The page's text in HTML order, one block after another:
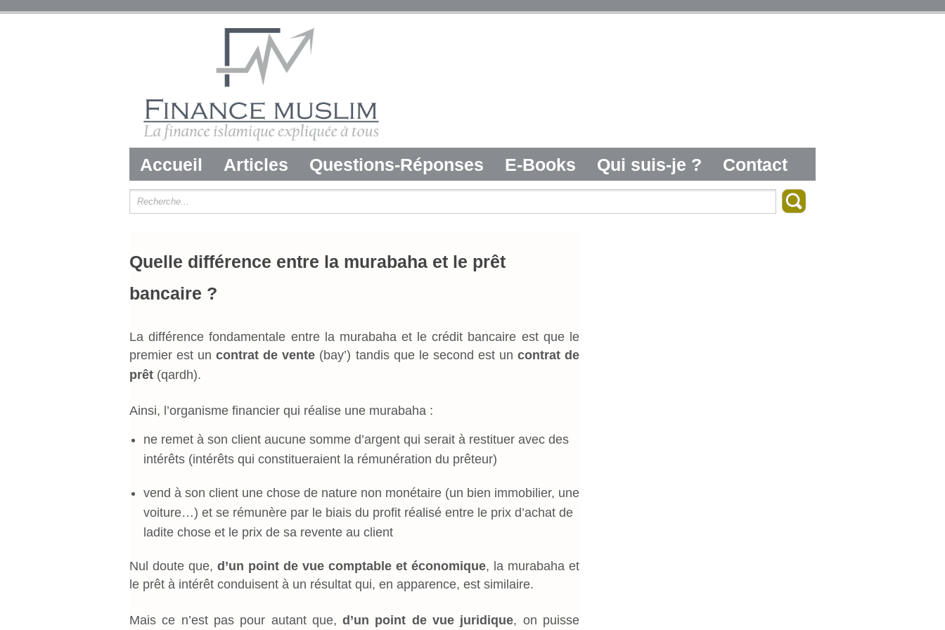
Accueil Articles Questions-Réponses E-Books Qui suis-je ? Contact
Quelle différence entre la murabaha et le prêt
bancaire ?
La différence fondamentale entre la murabaha et le crédit bancaire est que le
premier est uncontrat de vente (bay’) tandis que le second est un contrat de
prêt (qardh).
Ainsi, l’organisme financier qui réalise une murabaha :
ne remet à son client aucune somme d’argent qui serait à restituer avec des
intérêts (intérêts qui constitueraient la rémunération du prêteur)
vend à son client une chose de nature non monétaire (un bien immobilier, une
voiture…) et se rémunère par le biais du profit réalisé entre le prix d’achat de
ladite chose et le prix de sa revente au client
Nul doute que, d’un point de vue comptable et économique, la murabaha et
le prêt à intérêt conduisent à un résultat qui, en apparence, est similaire.
Mais ce n’est pas pour autant que,d’un point de vue juridique, on puisse